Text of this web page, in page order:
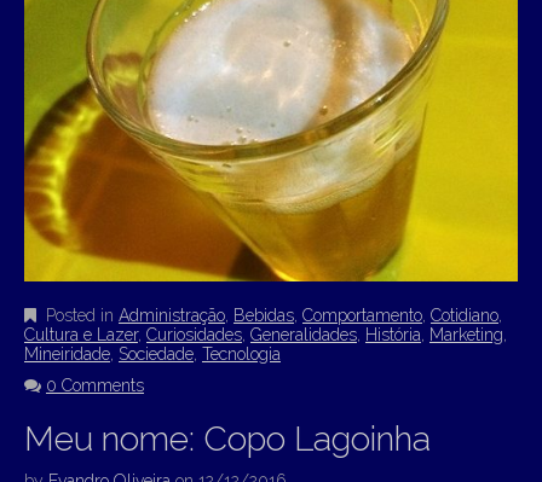
Posted in Administração, Bebidas, Comportamento, Cotidiano,
Cultura e Lazer, Curiosidades, Generalidades, História, Marketing,
Mineiridade, Sociedade, Tecnologia
0 Comments
Meu nome: Copo Lagoinha